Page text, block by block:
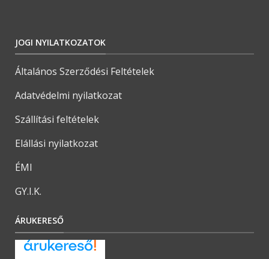
JOGI NYILATKOZATOK
Általános Szerződési Feltételek
Adatvédelmi nyilatkozat
Szállítási feltételek
Elállási nyilatkozat
ÉMI
GY.I.K.
ÁRUKERESŐ